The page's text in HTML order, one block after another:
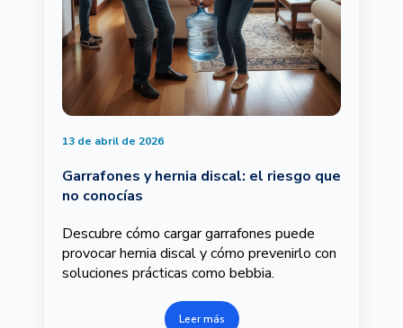
13 de abril de 2026
Garrafones y hernia discal: el riesgo que
no conocías
Descubre cómo cargar garrafones puede
provocar hernia discal y cómo prevenirlo con
soluciones prácticas como bebbia.
Leer más